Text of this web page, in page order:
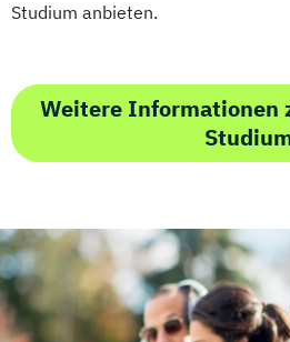
Studium anbieten.
Weitere Informationen